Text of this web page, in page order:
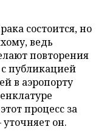
состоится, но
ведь
повторения
публикацией
в аэропорту
процесс за
он.